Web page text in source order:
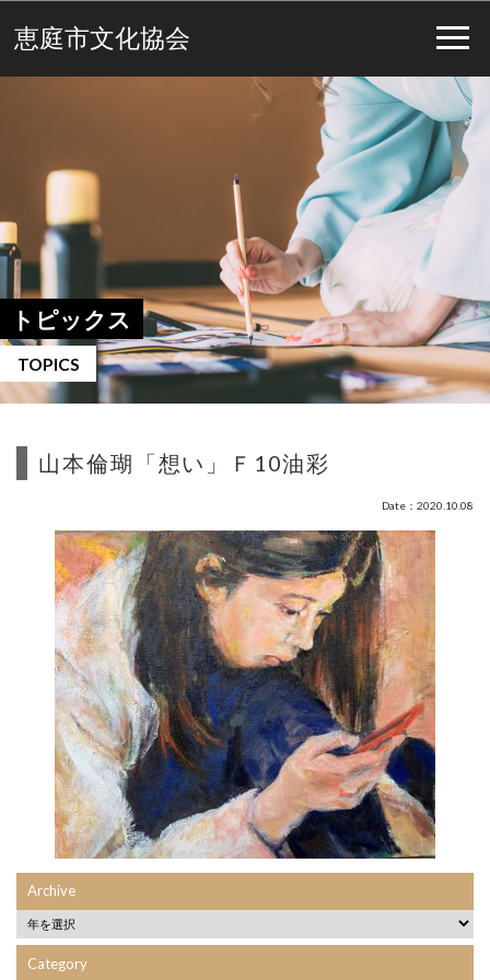
恵庭市文化協会
トピックス
TOPICS
山本倫瑚「想い」Ｆ10油彩
Date：2020.10.08
Archive
Category